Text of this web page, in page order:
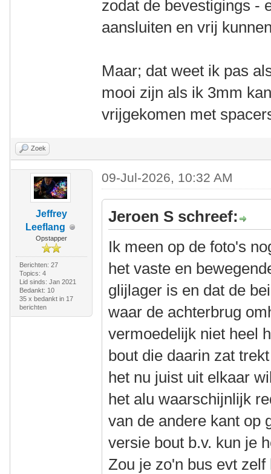
zodat de bevestigings -
aansluiten en vrij
Maar; dat weet ik pas
mooi zijn als ik 3mm
vrijgekomen met
Zoek
Jeffrey
Leeflang
Opstapper
Berichten: 27
Topics: 4
Lid sinds: Jan 2021
Bedankt: 10
35 x bedankt in 17
berichten
09-Jul-2026, 10:32 AM
Jeroen S schreef:
Ik meen op de foto's
het vaste en
glijlager is en dat de
waar de achterbrug
vermoedelijk niet heel
bout die daarin zat
het nu juist uit elkaar
het alu waarschijnlijk
van de andere kant op
versie bout b.v. kun je
Zou je zo'n bus evt